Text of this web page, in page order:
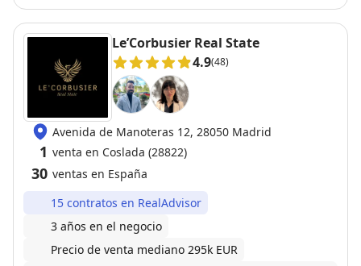
Le’Corbusier Real State
4.9(48)
Avenida de Manoteras 12, 28050 Madrid
1 venta en Coslada (28822)
30 ventas en España
15 contratos en RealAdvisor
3 años en el negocio
Precio de venta mediano 295k EUR